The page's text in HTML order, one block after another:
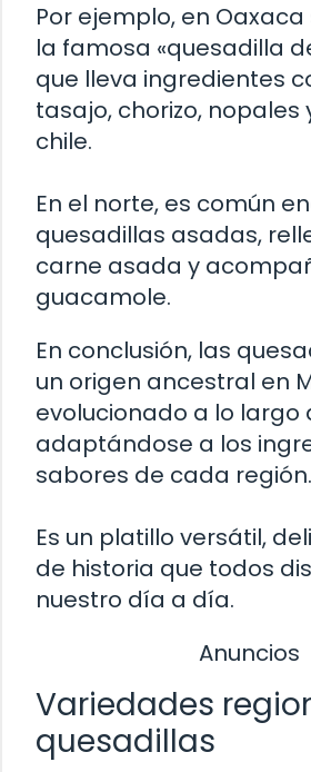
Por ejemplo, en
la famosa «quesadilla
que lleva ingredientes
tasajo, chorizo, nopales
chile.
En el norte, es común
quesadillas asadas,
carne asada y
guacamole.
En conclusión, las
un origen ancestral en
evolucionado a lo largo
adaptándose a los
sabores de cada región.
Es un platillo versátil,
de historia que todos
nuestro día a día.
Anuncios
Variedades
quesadillas